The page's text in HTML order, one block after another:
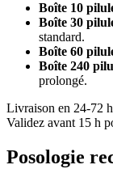
Boîte 10
Boîte 30
standard.
Boîte 60
Boîte 240
prolongé.
Livraison en 24-72
Validez avant 15 h
Posologie